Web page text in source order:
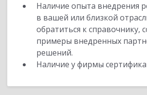
Наличие опыта внедрения
в вашей или близкой
обратиться к справочнику,
примеры внедренных
решений.
Наличие у фирмы